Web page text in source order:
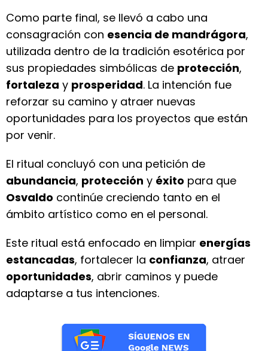
Como parte final, se llevó a cabo una
consagración con esencia de mandrágora,
utilizada dentro de la tradición esotérica por
sus propiedades simbólicas de protección,
fortaleza y prosperidad. La intención fue
reforzar su camino y atraer nuevas
oportunidades para los proyectos que están
por venir.
El ritual concluyó con una petición de
abundancia, protección y éxito para que
Osvaldo continúe creciendo tanto en el
ámbito artístico como en el personal.
Este ritual está enfocado en limpiar energías
estancadas, fortalecer la confianza, atraer
oportunidades, abrir caminos y puede
adaptarse a tus intenciones.